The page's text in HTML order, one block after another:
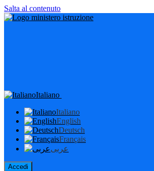
Salta al contenuto
Italiano
Italiano
English
Deutsch
Français
عربى
Accedi